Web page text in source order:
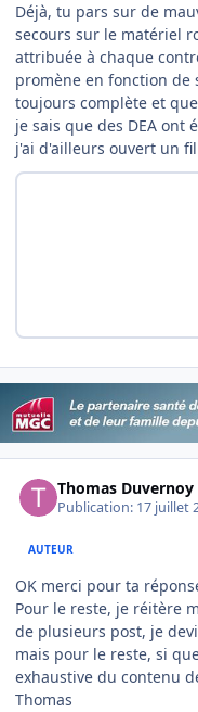
Déjà, tu pars sur de
secours sur le matériel
attribuée à chaque
promène en fonction de
toujours complète et
je sais que des DEA ont
j'ai d'ailleurs ouvert un
Thomas Duvernoy
Publication: 17 juillet
AUTEUR
OK merci pour ta
Pour le reste, je réitère
de plusieurs post, je
mais pour le reste, si
exhaustive du contenu
Thomas